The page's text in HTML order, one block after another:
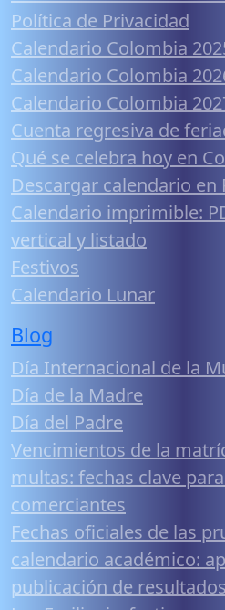
Política de Privacidad
Calendario Colombia
Calendario Colombia
Calendario Colombia
Cuenta regresiva de
Qué se celebra hoy en
Descargar calendario en
Calendario imprimible:
vertical y listado
Festivos
Calendario Lunar
Blog
Día Internacional de la
Día de la Madre
Día del Padre
Vencimientos de la
multas: fechas clave
comerciantes
Fechas oficiales de las
calendario académico:
publicación de resultados